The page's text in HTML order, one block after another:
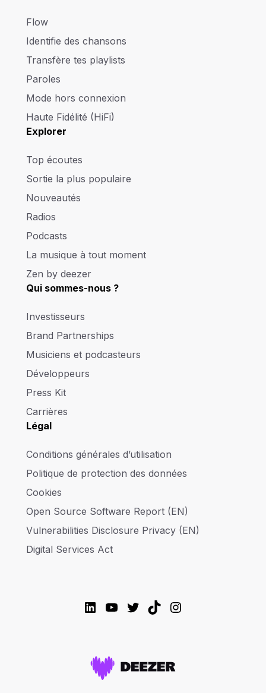
Flow
Identifie des chansons
Transfère tes playlists
Paroles
Mode hors connexion
Haute Fidélité (HiFi)
Explorer
Top écoutes
Sortie la plus populaire
Nouveautés
Radios
Podcasts
La musique à tout moment
Zen by deezer
Qui sommes-nous ?
Investisseurs
Brand Partnerships
Musiciens et podcasteurs
Développeurs
Press Kit
Carrières
Légal
Conditions générales d’utilisation
Politique de protection des données
Cookies
Open Source Software Report (EN)
Vulnerabilities Disclosure Privacy (EN)
Digital Services Act
LinkedIn
YouTube
Twitter
TikTokInstagram